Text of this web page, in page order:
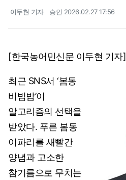
이두현 기자 승인 2026.02.27 17:56
[한국농어민신문 이두현 기자]
최근 SNS서 ‘봄동
비빔밥’이
알고리즘의 선택을
받았다. 푸른 봄동
이파리를 새빨간
양념과 고소한
참기름으로 무치는